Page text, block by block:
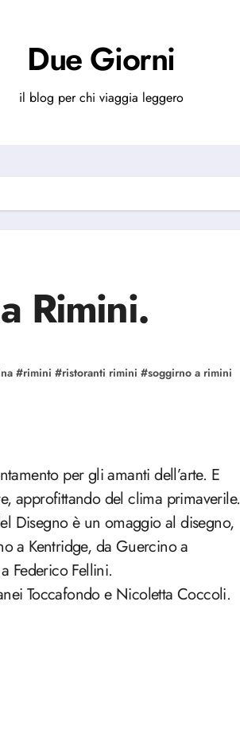
Due Giorni
il blog per chi viaggia leggero
Rimini.
#rimini #ristoranti rimini #soggirno a rimini
per gli amanti dell’arte. E
approfittando del clima primaverile.
Disegno è un omaggio al disegno,
a Kentridge, da Guercino a
Federico Fellini.
Toccafondo e Nicoletta Coccoli.